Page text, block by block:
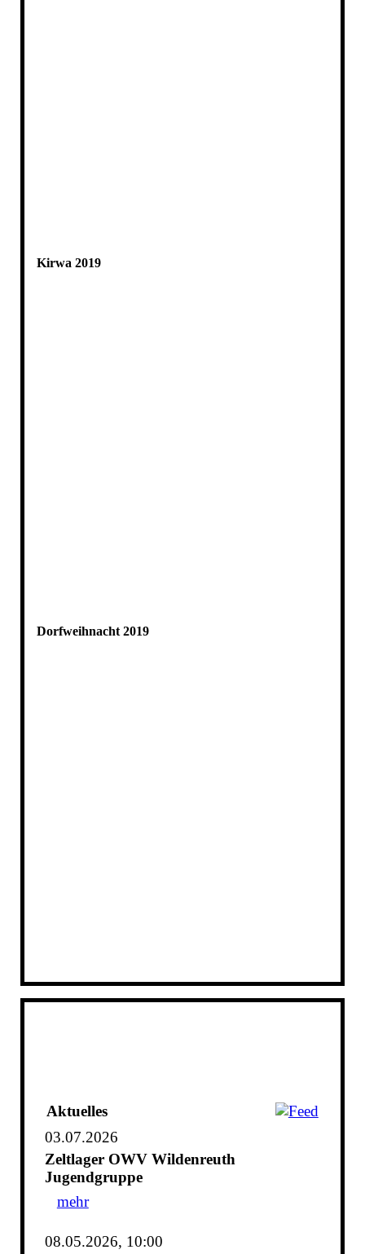
Kirwa 2019
Dorfweihnacht 2019
Aktuelles
03.07.2026
Zeltlager OWV Wildenreuth
Jugendgruppe
mehr
08.05.2026, 10:00